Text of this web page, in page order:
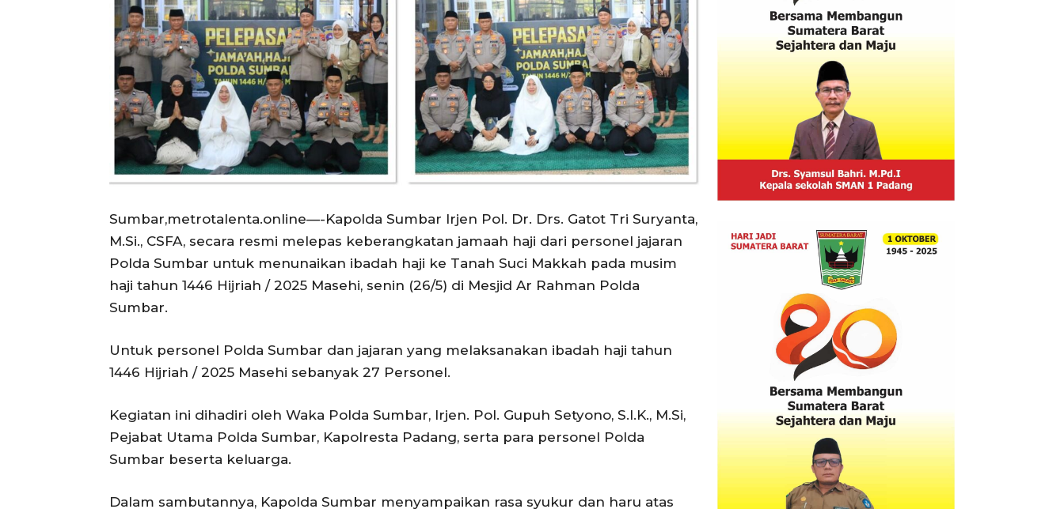
Sumbar,metrotalenta.online—-Kapolda Sumbar Irjen Pol. Dr. Drs. Gatot Tri Suryanta,
M.Si., CSFA, secara resmi melepas keberangkatan jamaah haji dari personel jajaran
Polda Sumbar untuk menunaikan ibadah haji ke Tanah Suci Makkah pada musim
haji tahun 1446 Hijriah / 2025 Masehi, senin (26/5) di Mesjid Ar Rahman Polda
Sumbar.
Untuk personel Polda Sumbar dan jajaran yang melaksanakan ibadah haji tahun
1446 Hijriah / 2025 Masehi sebanyak 27 Personel.
Kegiatan ini dihadiri oleh Waka Polda Sumbar, Irjen. Pol. Gupuh Setyono, S.I.K., M.Si,
Pejabat Utama Polda Sumbar, Kapolresta Padang, serta para personel Polda
Sumbar beserta keluarga.
Dalam sambutannya, Kapolda Sumbar menyampaikan rasa syukur dan haru atas